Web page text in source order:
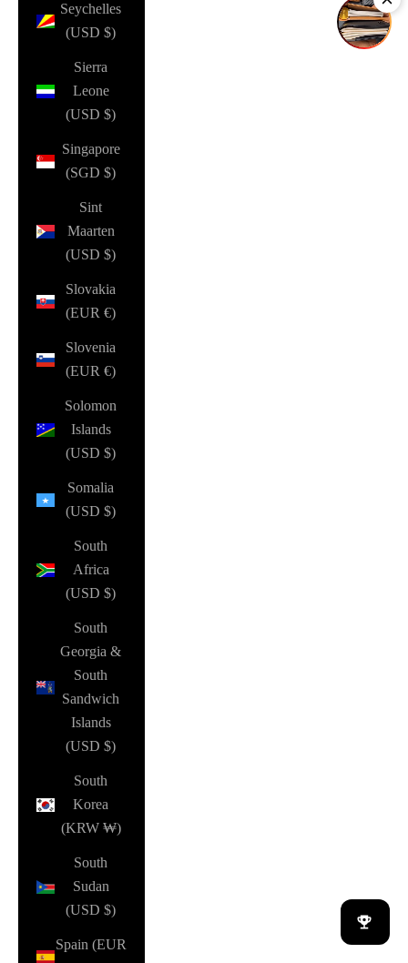
Seychelles
(USD $)
Sierra
Leone
(USD $)
Singapore
(SGD $)
Sint
Maarten
(USD $)
Slovakia
(EUR €)
Slovenia
(EUR €)
Solomon
Islands
(USD $)
Somalia
(USD $)
South
Africa
(USD $)
South
Georgia &
South
Sandwich
Islands
(USD $)
South
Korea
(KRW ₩)
South
Sudan
(USD $)
Spain (EUR